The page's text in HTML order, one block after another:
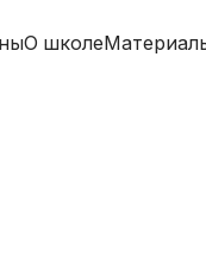
О школе